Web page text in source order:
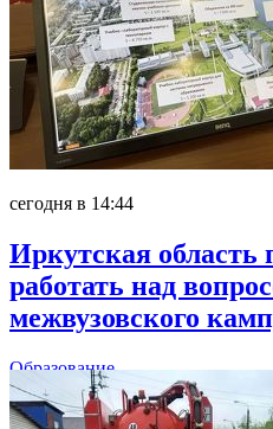
сегодня в 14:44
Иркутская область
работать над
межвузовского
Образование